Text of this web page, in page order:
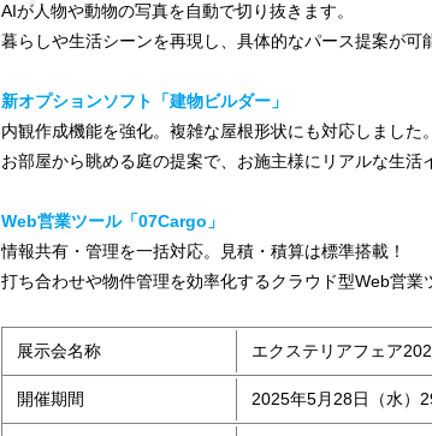
AIが人物や動物の写真を自動で切り抜きます。
暮らしや生活シーンを再現し、具体的なパース提案が可
新オプションソフト「建物ビルダー」
内観作成機能を強化。複雑な屋根形状にも対応しました。
お部屋から眺める庭の提案で、お施主様にリアルな生活
Web営業ツール「07Cargo」
情報共有・管理を一括対応。見積・積算は標準搭載！
打ち合わせや物件管理を効率化するクラウド型Web営
展示会名称 エクステリアフェア
開催期間 2025年5月28日（水）